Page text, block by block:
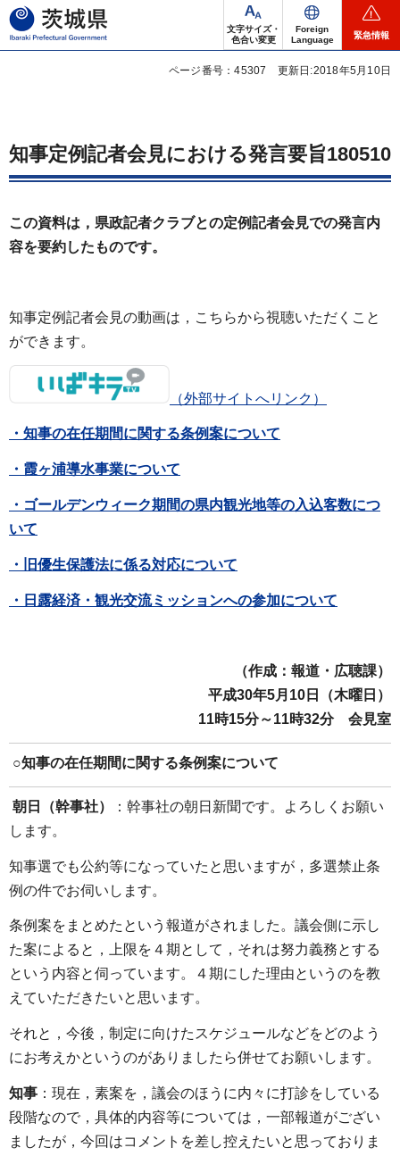
茨城県
文字サイズ・
色合い変更
Foreign
Language
緊急情報
ページ番号：45307 更新日:2018年5月10日
知事定例記者会見における発言要旨180510
この資料は，県政記者クラブとの定例記者会見での発言内
容を要約したものです。
知事定例記者会見の動画は，こちらから視聴いただくこと
ができます。
（外部サイトへリンク）
・知事の在任期間に関する条例案について
・霞ヶ浦導水事業について
・ゴールデンウィーク期間の県内観光地等の入込客数につ
いて
・旧優生保護法に係る対応について
・日露経済・観光交流ミッションへの参加について
（作成：報道・広聴課）
平成30年5月10日（木曜日）
11時15分～11時32分 会見室
○知事の在任期間に関する条例案について
朝日（幹事社）
：幹事社の朝日新聞です。よろしくお願い
します。
知事選でも公約等になっていたと思いますが，多選禁止条
例の件でお伺いします。
条例案をまとめたという報道がされました。議会側に示し
た案によると，上限を４期として，それは努力義務とする
という内容と伺っています。４期にした理由というのを教
えていただきたいと思います。
それと，今後，制定に向けたスケジュールなどをどのよう
にお考えかというのがありましたら併せてお願いします。
知事 ：現在，素案を，議会のほうに内々に打診をしている
段階なので，具体的内容等については，一部報道がござい
ましたが，今回はコメントを差し控えたいと思っておりま